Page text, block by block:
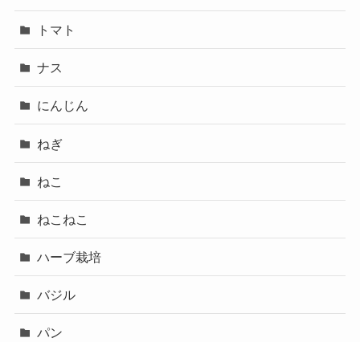
トマト
ナス
にんじん
ねぎ
ねこ
ねこねこ
ハーブ栽培
バジル
パン